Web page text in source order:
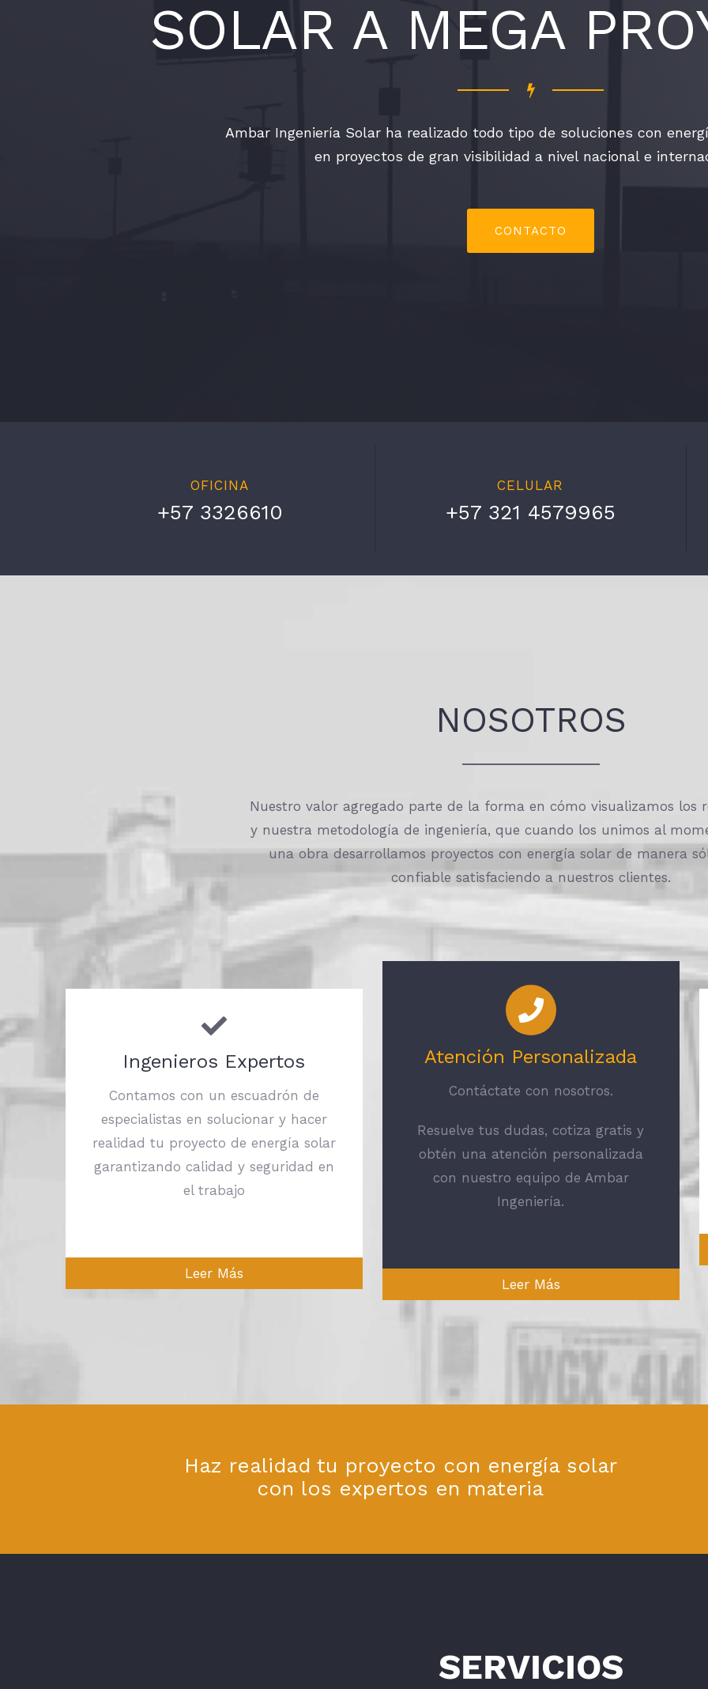
Ambar Ingeniería Solar ha realizado todo tipo de soluciones con
en proyectos de gran visibilidad a nivel nacional e
CONTACTO
SOLAR A MEGA
OFICINA
+57 3326610
CELULAR
+57 321 4579965
NOSOTROS
Nuestro valor agregado parte de la forma en cómo visualizamos los
y nuestra metodología de ingeniería, que cuando los unimos al
una obra desarrollamos proyectos con energía solar de manera
confiable satisfaciendo a nuestros clientes.
Ingenieros Expertos
Contamos con un escuadrón de
especialistas en solucionar y hacer
realidad tu proyecto de energía solar
garantizando calidad y seguridad en
el trabajo
Leer Más
Atención Personalizada
Contáctate con nosotros.
Resuelve tus dudas, cotiza gratis y
obtén una atención personalizada
con nuestro equipo de Ambar
Ingeniería.
Leer Más
Haz realidad tu proyecto con energía solar
con los expertos en materia
SERVICIOS